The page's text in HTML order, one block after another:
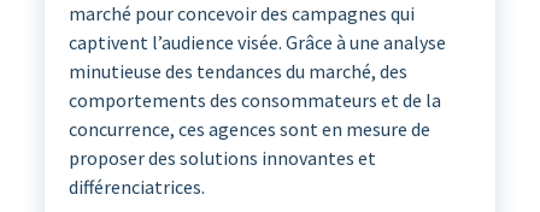
marché pour concevoir des campagnes qui
captivent l’audience visée. Grâce à une analyse
minutieuse des tendances du marché, des
comportements des consommateurs et de la
concurrence, ces agences sont en mesure de
proposer des solutions innovantes et
différenciatrices.